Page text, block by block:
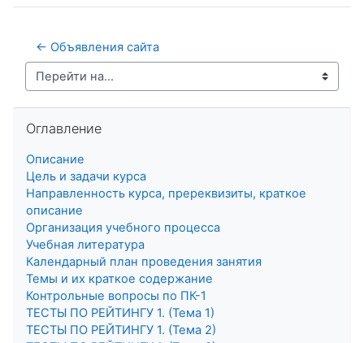
← Объявления сайта
Перейти на...
Оглавление
Описание
Цель и задачи курса
Направленность курса, пререквизиты, краткое
описание
Организация учебного процесса
Учебная литература
Календарный план проведения занятия
Темы и их краткое содержание
Контрольные вопросы по ПК-1
ТЕСТЫ ПО РЕЙТИНГУ 1. (Тема 1)
ТЕСТЫ ПО РЕЙТИНГУ 1. (Тема 2)